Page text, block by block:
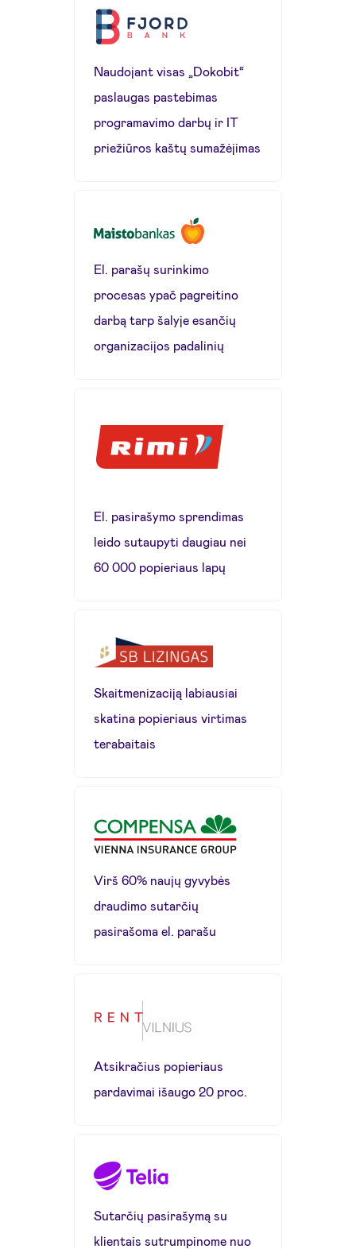
Naudojant visas „Dokobit“
paslaugas pastebimas
programavimo darbų ir IT
priežiūros kaštų sumažėjimas
El. parašų surinkimo
procesas ypač pagreitino
darbą tarp šalyje esančių
organizacijos padalinių
El. pasirašymo sprendimas
leido sutaupyti daugiau nei
60 000 popieriaus lapų
Skaitmenizaciją labiausiai
skatina popieriaus virtimas
terabaitais
Virš 60% naujų gyvybės
draudimo sutarčių
pasirašoma el. parašu
Atsikračius popieriaus
pardavimai išaugo 20 proc.
Sutarčių pasirašymą su
klientais sutrumpinome nuo